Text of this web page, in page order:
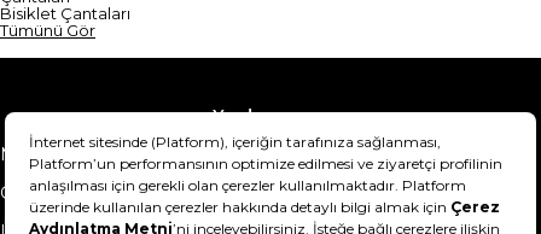
Bisiklet Çantaları
Tümünü Gör
Yardım
Mesafeli Satış Sözleşmesi
Teslimat Bilgisi
Gizlilik Sözleşmesi
Şartlar & Koşullar